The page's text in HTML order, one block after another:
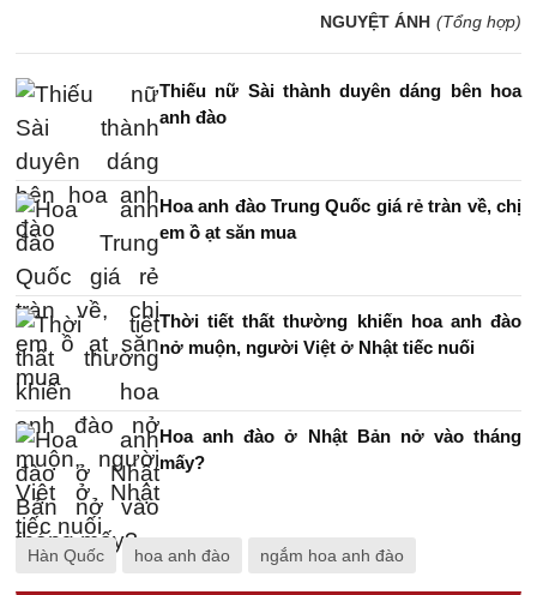
NGUYỆT ÁNH (Tổng hợp)
Thiếu nữ Sài thành duyên dáng bên hoa
anh đào
Hoa anh đào Trung Quốc giá rẻ tràn về, chị
em ồ ạt săn mua
Thời tiết thất thường khiến hoa anh đào
nở muộn, người Việt ở Nhật tiếc nuối
Hoa anh đào ở Nhật Bản nở vào tháng
mấy?
Hàn Quốc hoa anh đào ngắm hoa anh đào